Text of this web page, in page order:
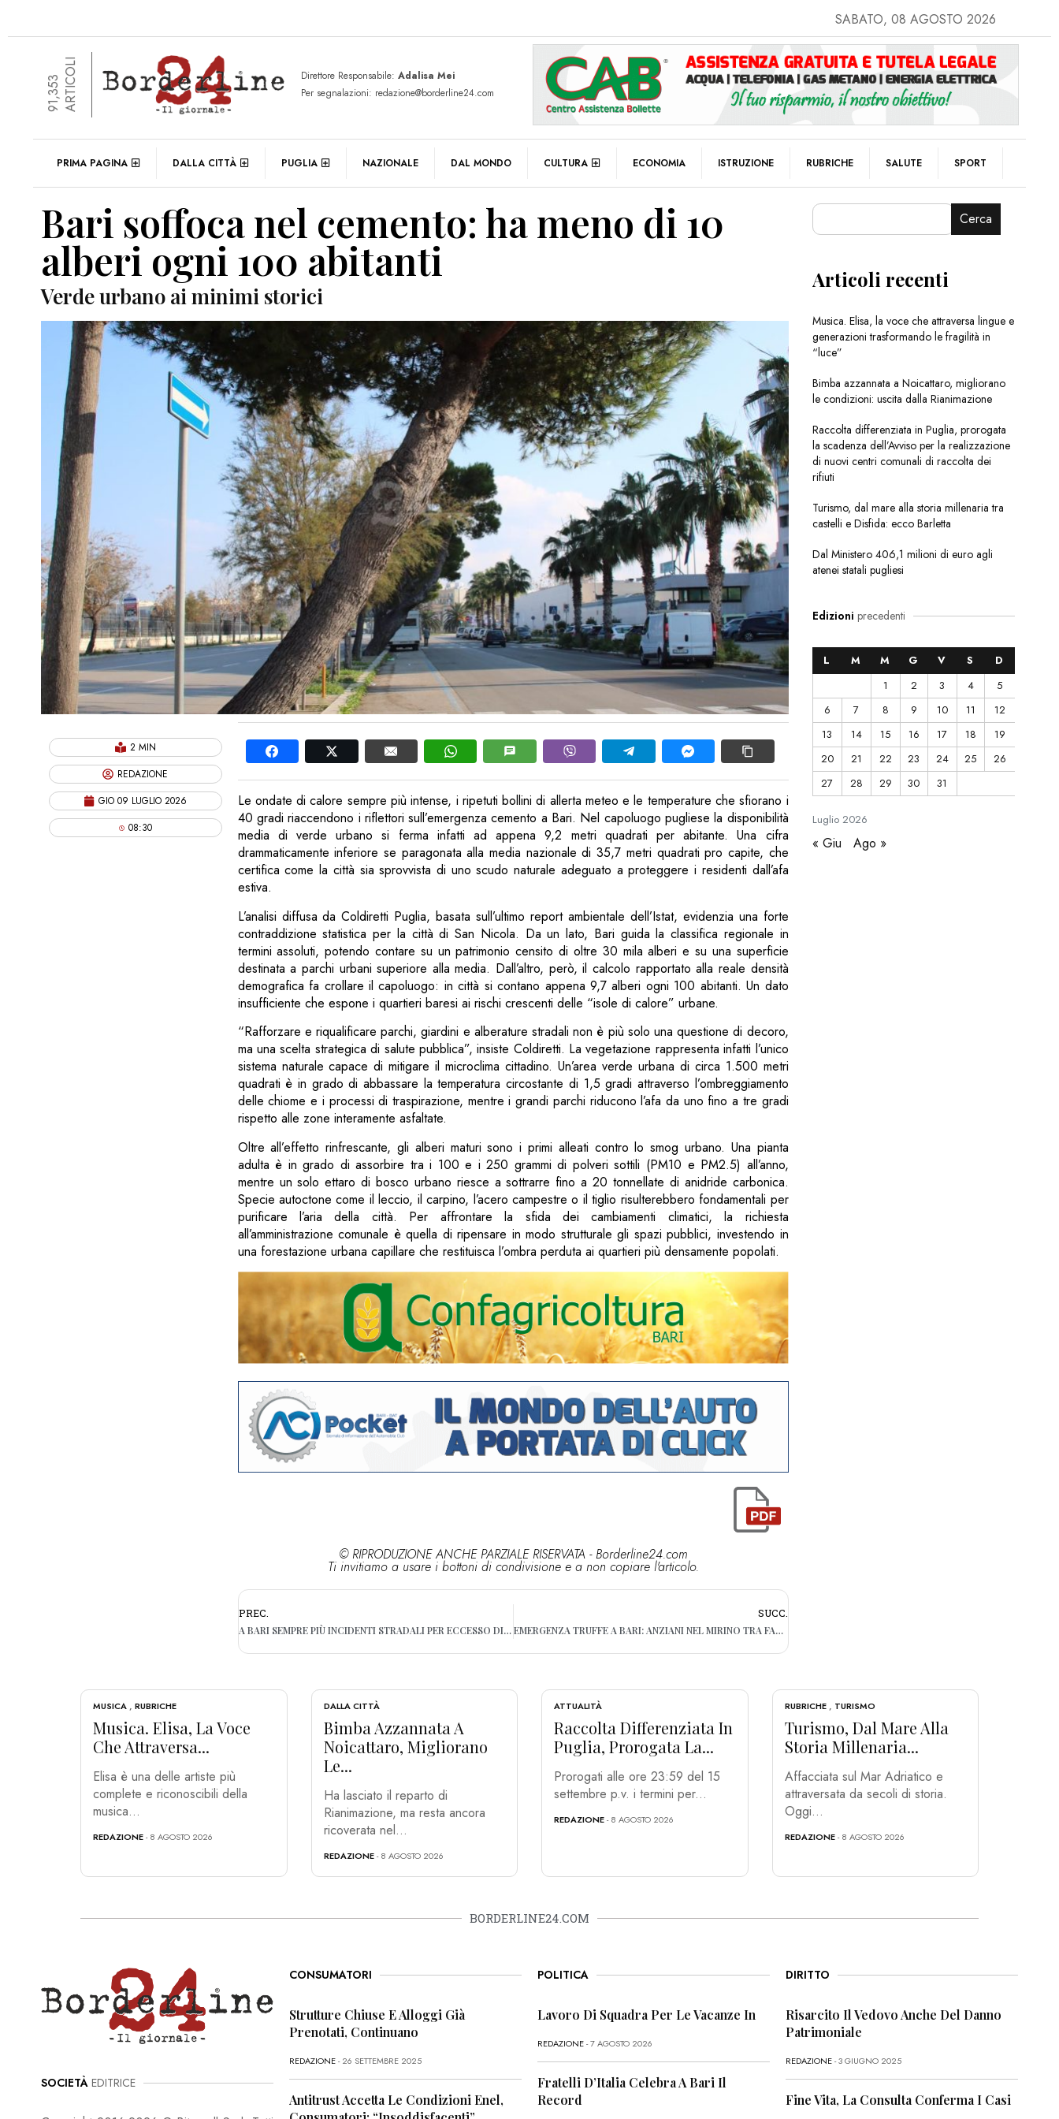
SABATO, 08 AGOSTO 2026
91,353ARTICOLI Direttore Responsabile: Adalisa Mei
Per segnalazioni: redazione@borderline24.com
PRIMA PAGINA DALLA CITTÀ PUGLIA NAZIONALE DAL MONDO CULTURA ECONOMIA ISTRUZIONE RUBRICHE SALUTE SPORT
Bari soffoca nel cemento: ha meno di 10
alberi ogni 100 abitanti
Verde urbano ai minimi storici
2 MIN
REDAZIONE
GIO 09 LUGLIO 2026
08:30
Le ondate di calore sempre più intense, i ripetuti bollini di allerta meteo e le temperature che sfiorano i
40 gradi riaccendono i riflettori sull’emergenza cemento a Bari. Nel capoluogo pugliese la disponibilità
media di verde urbano si ferma infatti ad appena 9,2 metri quadrati per abitante. Una cifra
drammaticamente inferiore se paragonata alla media nazionale di 35,7 metri quadrati pro capite, che
certifica come la città sia sprovvista di uno scudo naturale adeguato a proteggere i residenti dall’afa
estiva.
L’analisi diffusa da Coldiretti Puglia, basata sull’ultimo report ambientale dell’Istat, evidenzia una forte
contraddizione statistica per la città di San Nicola. Da un lato, Bari guida la classifica regionale in
termini assoluti, potendo contare su un patrimonio censito di oltre 30 mila alberi e su una superficie
destinata a parchi urbani superiore alla media. Dall’altro, però, il calcolo rapportato alla reale densità
demografica fa crollare il capoluogo: in città si contano appena 9,7 alberi ogni 100 abitanti. Un dato
insufficiente che espone i quartieri baresi ai rischi crescenti delle “isole di calore” urbane.
“Rafforzare e riqualificare parchi, giardini e alberature stradali non è più solo una questione di decoro,
ma una scelta strategica di salute pubblica”, insiste Coldiretti. La vegetazione rappresenta infatti l’unico
sistema naturale capace di mitigare il microclima cittadino. Un’area verde urbana di circa 1.500 metri
quadrati è in grado di abbassare la temperatura circostante di 1,5 gradi attraverso l’ombreggiamento
delle chiome e i processi di traspirazione, mentre i grandi parchi riducono l’afa da uno fino a tre gradi
rispetto alle zone interamente asfaltate.
Oltre all’effetto rinfrescante, gli alberi maturi sono i primi alleati contro lo smog urbano. Una pianta
adulta è in grado di assorbire tra i 100 e i 250 grammi di polveri sottili (PM10 e PM2.5) all’anno,
mentre un solo ettaro di bosco urbano riesce a sottrarre fino a 20 tonnellate di anidride carbonica.
Specie autoctone come il leccio, il carpino, l’acero campestre o il tiglio risulterebbero fondamentali per
purificare l’aria della città. Per affrontare la sfida dei cambiamenti climatici, la richiesta
all’amministrazione comunale è quella di ripensare in modo strutturale gli spazi pubblici, investendo in
una forestazione urbana capillare che restituisca l’ombra perduta ai quartieri più densamente popolati.
© RIPRODUZIONE ANCHE PARZIALE RISERVATA - Borderline24.com
Ti invitiamo a usare i bottoni di condivisione e a non copiare l'articolo.
PREC.
A BARI SEMPRE PIÙ INCIDENTI STRADALI PER ECCESSO DI VELOCITÀ, I DATI DELL’OSSERVATORIO
SUCC.
EMERGENZA TRUFFE A BARI: ANZIANI NEL MIRINO TRA FALSI ARROTINI E FINTI TECNICI DEI CONTATORI
Cerca
Articoli recenti
Musica. Elisa, la voce che attraversa lingue e
generazioni trasformando le fragilità in
“luce”
Bimba azzannata a Noicattaro, migliorano
le condizioni: uscita dalla Rianimazione
Raccolta differenziata in Puglia, prorogata
la scadenza dell’Avviso per la realizzazione
di nuovi centri comunali di raccolta dei
rifiuti
Turismo, dal mare alla storia millenaria tra
castelli e Disfida: ecco Barletta
Dal Ministero 406,1 milioni di euro agli
atenei statali pugliesi
Edizioni precedenti
Luglio2026
L M M G V S
D
1
2 3 4
5
6
7 8 9 10 11
12
13
14 15 16 17 18
19
20
21 22 23 24 25
26
27
28 29 30 31
« Giu Ago »
MUSICA, RUBRICHE
Musica. Elisa, La Voce
Che Attraversa...
Elisa è una delle artiste più
complete e riconoscibili della
musica...
REDAZIONE- 8 AGOSTO 2026
DALLA CITTÀ
Bimba Azzannata A
Noicattaro, Migliorano
Le...
Ha lasciato il reparto di
Rianimazione, ma resta ancora
ricoverata nel...
REDAZIONE- 8 AGOSTO 2026
ATTUALITÀ
Raccolta Differenziata In
Puglia, Prorogata La...
Prorogati alle ore 23:59 del 15
settembre p.v. i termini per...
REDAZIONE- 8 AGOSTO 2026
RUBRICHE, TURISMO
Turismo, Dal Mare Alla
Storia Millenaria...
Affacciata sul Mar Adriatico e
attraversata da secoli di storia.
Oggi...
REDAZIONE- 8 AGOSTO 2026
BORDERLINE24.COM
SOCIETÀ EDITRICE
CONSUMATORI
Strutture Chiuse E Alloggi Già
Prenotati, Continuano
REDAZIONE- 26 SETTEMBRE 2025
Antitrust Accetta Le Condizioni Enel,
POLITICA
Lavoro Di Squadra Per Le Vacanze In
REDAZIONE- 7 AGOSTO 2026
Fratelli D’Italia Celebra A Bari Il
Record
DIRITTO
Risarcito Il Vedovo Anche Del Danno
Patrimoniale
REDAZIONE- 3 GIUGNO 2025
Fine Vita, La Consulta Conferma I Casi